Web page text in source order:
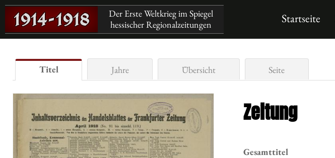
Der Erste Weltkrieg im Spiegel
hessischer Regionalzeitungen
Startseite
Titel Jahre Übersicht Seite
Zeitung
Gesamttitel